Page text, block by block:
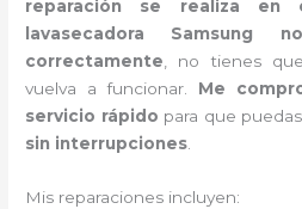
reparación se realiza en
lavasecadora Samsung
correctamente , no tienes
vuelva a funcionar. Me
servicio rápido para que puedas
sin interrupciones
Mis reparaciones incluyen: